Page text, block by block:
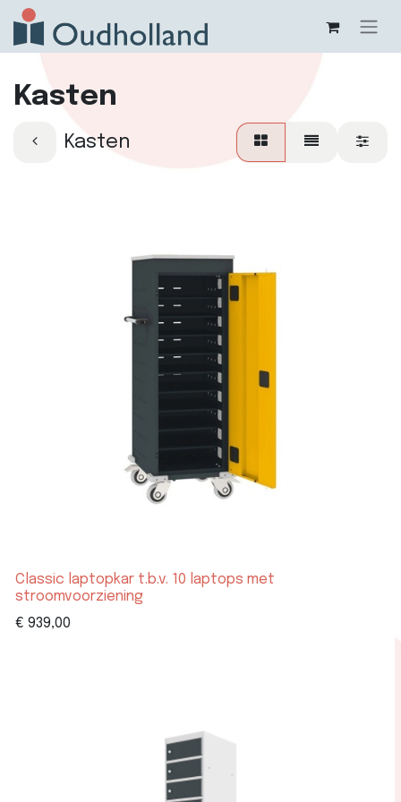
Kasten
Kasten
Classic laptopkar t.b.v. 10 laptops met
stroomvoorziening
€ 939,00